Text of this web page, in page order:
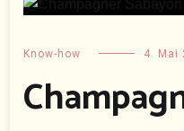
Know-how 4. Mai